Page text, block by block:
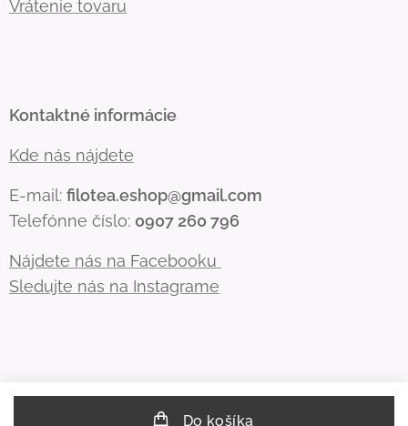
Do košíka
Vrátenie tovaru
Kontaktné informácie
Kde nás nájdete
E-mail: filotea.eshop@gmail.com
Telefónne číslo: 0907 260 796
Nájdete nás na Facebooku
Sledujte nás na Instagrame